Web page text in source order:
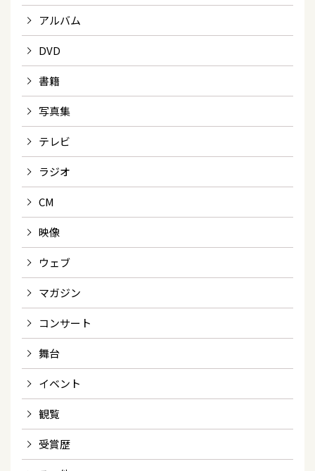
アルバム
DVD
書籍
写真集
テレビ
ラジオ
CM
映像
ウェブ
マガジン
コンサート
舞台
イベント
観覧
受賞歴